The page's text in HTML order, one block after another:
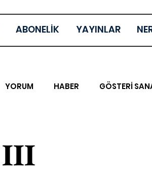
ABONELİK YAYINLAR
YORUM HABER GÖSTERİ
PORTRELER
III